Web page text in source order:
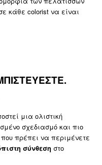
κάθε colorist να είναι
μια ολιστική
σχεδιασμό και πιο
πρέπει να περιμένετε
σύνθεση στο